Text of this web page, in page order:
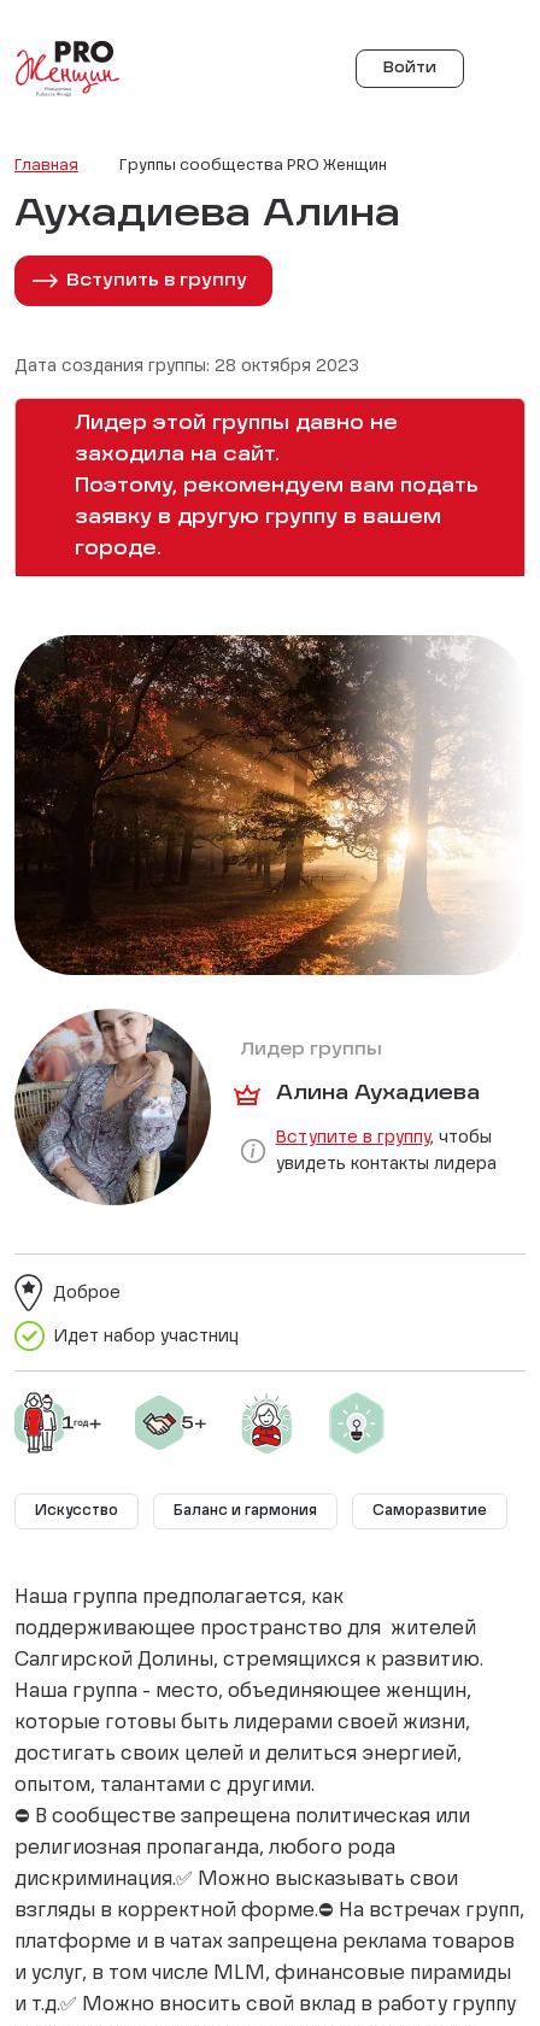
Войти
Главная Группы сообщества PRO Женщин
Аухадиева Алина
Вступить в группу
Дата создания группы: 28 октября 2023
Лидер этой группы давно не
заходила на сайт.
Поэтому, рекомендуем вам подать
заявку в другую группу в вашем
городе.
Лидер группы
Алина Аухадиева
Вступите в группу, чтобы
увидеть контакты лидера
Идет набор участниц
Доброе
Искусство Баланс и гармония Саморазвитие
Наша группа предполагается, как
поддерживающее пространство для жителей
Салгирской Долины, стремящихся к развитию.
Наша группа - место, объединяющее женщин,
которые готовы быть лидерами своей жизни,
достигать своих целей и делиться энергией,
опытом, талантами с другими.
⛔ В сообществе запрещена политическая или
религиозная пропаганда, любого рода
дискриминация.✅ Можно высказывать свои
взгляды в корректной форме.⛔ На встречах групп,
платформе и в чатах запрещена реклама товаров
и услуг, в том числе MLM, финансовые пирамиды
и т.д.✅ Можно вносить свой вклад в работу группу